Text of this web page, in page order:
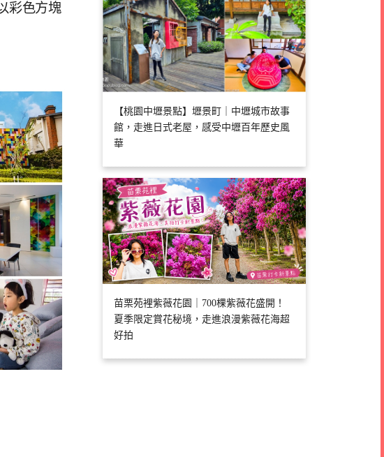
彩色方塊
【桃園中壢景點】壢景町｜中壢城市故事
館，走進日式老屋，感受中壢百年歷史風
華
苗栗苑裡紫薇花園｜700棵紫薇花盛開！
夏季限定賞花秘境，走進浪漫紫薇花海超
好拍